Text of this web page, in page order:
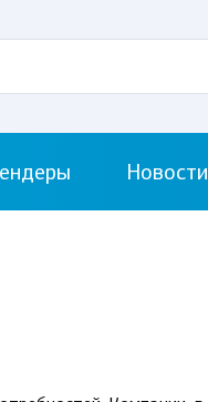
Новости